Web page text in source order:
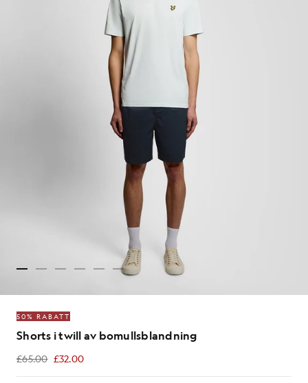
50% RABATT
Shorts i twill av bomullsblandning
£65.00 £32.00
£32.00